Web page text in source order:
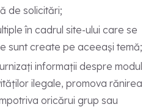
de solicitări;
în cadrul site-ului care se
sunt create pe aceeași temă;
informații despre modul
ilegale, promova rănirea
oricărui grup sau